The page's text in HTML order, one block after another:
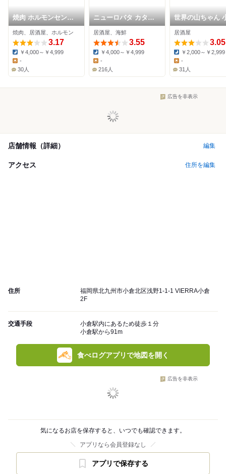
焼肉 ホルモンセンタ
ー
焼肉、居酒屋、ホルモン
3.17
Dinner:
￥4,000～￥4,999
Lunch:
-
30人
ニューロバタ カタナ
食堂
居酒屋、海鮮
3.55
Dinner:
￥4,000～￥4,999
-
216人
世界の山ちゃん
駅前店
居酒屋
3.05
Dinner:
￥2,000～￥2,999
Lunch:
-
31人
広告を非表示
店舗情報（詳細） 編集
アクセス 住所を編集
住所
福岡県北九州市小倉北区浅野1-1-1 VIERRA小倉
2F
交通手段
小倉駅内にあるため徒歩１分
小倉駅から91m
食べログアプリで地図を開く
広告を非表示
気になるお店を保存すると、いつでも確認できます。
アプリなら会員登録なし
アプリで保存する